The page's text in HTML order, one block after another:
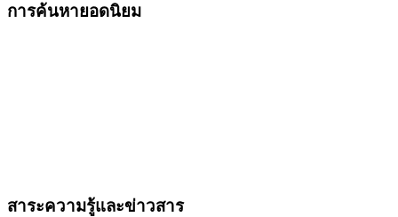
การค้นหายอดนิยม
สาระความรู้และข่าวสาร